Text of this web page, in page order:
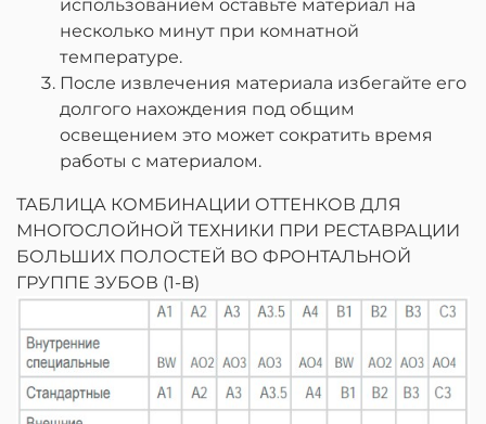
использованием оставьте материал на
несколько минут при комнатной
температуре.
После извлечения материала избегайте его
долгого нахождения под общим
освещением это может сократить время
работы с материалом.
ТАБЛИЦА КОМБИНАЦИИ ОТТЕНКОВ ДЛЯ
МНОГОСЛОЙНОЙ ТЕХНИКИ ПРИ РЕСТАВРАЦИИ
БОЛЬШИХ ПОЛОСТЕЙ ВО ФРОНТАЛЬНОЙ
ГРУППЕ ЗУБОВ (1-B)